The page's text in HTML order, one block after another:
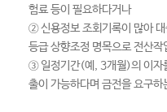
험료 등이 필요하다거나
② 신용정보 조회기록이 많아
등급 상향조정 명목으로 전산
③ 일정기간(예, 3개월)의 이자
출이 가능하다며 금전을 요구하